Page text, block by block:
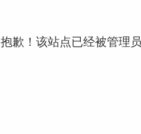
抱歉！该站点已经被管理